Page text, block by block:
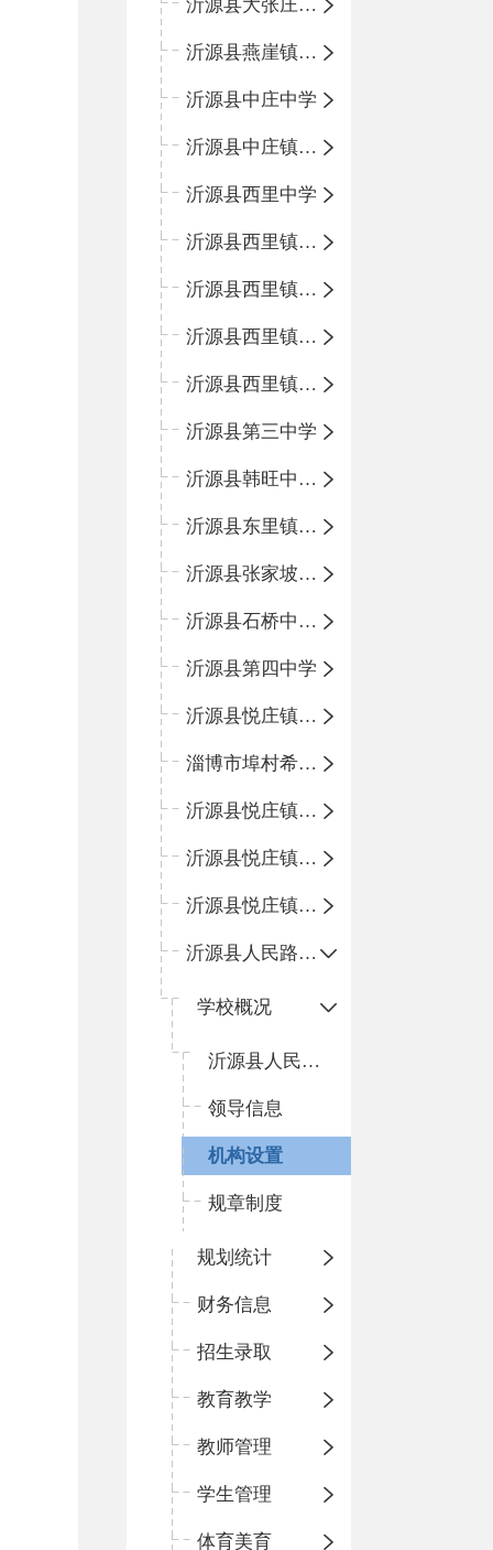
沂源县大张庄中心学校
沂源县燕崖镇中心小学
沂源县中庄中学
沂源县中庄镇中心小学
沂源县西里中学
沂源县西里镇中心小学
沂源县西里镇柳枝峪回民小学
沂源县西里镇金星完全小学
沂源县西里镇团圆小学
沂源县第三中学
沂源县韩旺中心学校
沂源县东里镇中心小学
沂源县张家坡中心学校
沂源县石桥中心学校
沂源县第四中学
沂源县悦庄镇中心小学
淄博市埠村希望小学
沂源县悦庄镇青龙山小学
沂源县悦庄镇鲍庄完小
沂源县悦庄镇赵庄小学
沂源县人民路小学
学校概况
沂源县人民路小学基本简介
领导信息
机构设置
规章制度
规划统计
财务信息
招生录取
教育教学
教师管理
学生管理
体育美育